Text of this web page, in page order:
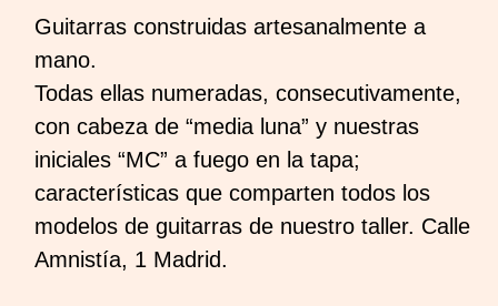
Guitarras construidas artesanalmente a
mano.
Todas ellas numeradas, consecutivamente,
con cabeza de “media luna” y nuestras
iniciales “MC” a fuego en la tapa;
características que comparten todos los
modelos de guitarras de nuestro taller. Calle
Amnistía, 1 Madrid.